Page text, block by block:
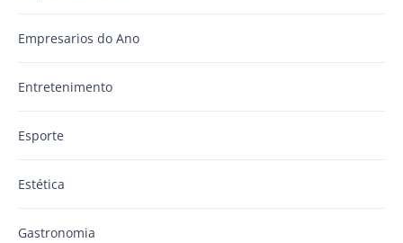
Empresarios do Ano
Entretenimento
Esporte
Estética
Gastronomia